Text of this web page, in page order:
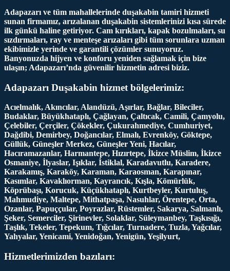
Adapazarı ve tüm mahallelerinde duşakabin tamiri hizmeti
sunan firmamız, arızalanan duşakabin sistemlerinizi kısa sürede
ilk günkü haline getiriyor. Cam kırıkları, kapak bozulmaları, su
sızdırmaları, ray ve menteşe arızaları gibi tüm sorunlara uzman
ekibimizle yerinde ve garantili çözümler sunuyoruz.
Banyonuzda hijyen ve konforu yeniden sağlamak için bize
ulaşın; Adapazarı’nda güvenilir hizmetin adresi biziz.
Adapazarı Duşakabin hizmet bölgelerimiz:
Acıelmalık, Akıncılar, Alandüzü, Aşırlar, Bağlar, Bileciler,
Budaklar, Büyükhataplı, Çağlayan, Çaltıcak, Camili, Çamyolu,
Çelebiler, Çerçiler, Çökekler, Çukurahmediye, Cumhuriyet,
Dağdibi, Demirbey, Doğancılar, Elmalı, Evrenköy, Göktepe,
Güllük, Güneşler Merkez, Güneşler Yeni, Hacılar,
Hacıramazanlar, Harmantepe, Hızırtepe, İkizce Müslim, İkizce
Osmaniye, İlyaslar, Işıklar, İstiklal, Karadavutlu, Karadere,
Karakamış, Karaköy, Karaman, Karaosman, Karapınar,
Kasımlar, Kavaklıorman, Kayrancık, Kışla, Kömürlük,
Köprübaşı, Korucuk, Küçükhataplı, Kurtbeyler, Kurtuluş,
Mahmudiye, Maltepe, Mithatpaşa, Nasuhlar, Örentepe, Orta,
Ozanlar, Papuççular, Poyrazlar, Rüstemler, Sakarya, Salmanlı,
Şeker, Semerciler, Şirinevler, Solaklar, Süleymanbey, Taşkısığı,
Taşlık, Tekeler, Tepekum, Tığcılar, Turnadere, Tuzla, Yağcılar,
Yahyalar, Yenicami, Yenidoğan, Yenigün, Yeşilyurt,
Hizmetlerimizden bazıları: